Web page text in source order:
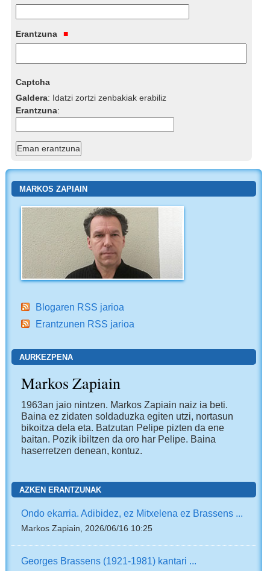
Erantzuna
Captcha
Galdera: Idatzi zortzi zenbakiak erabiliz
Erantzuna:
MARKOS ZAPIAIN
Blogaren RSS jarioa
Erantzunen RSS jarioa
AURKEZPENA
Markos Zapiain
1963an jaio nintzen. Markos Zapiain naiz ia beti.
Baina ez zidaten soldaduzka egiten utzi, nortasun
bikoitza dela eta. Batzutan Pelipe pizten da ene
baitan. Pozik ibiltzen da oro har Pelipe. Baina
haserretzen denean, kontuz.
AZKEN ERANTZUNAK
Ondo ekarria. Adibidez, ez Mitxelena ez Brassens ...
Markos Zapiain, 2026/06/16 10:25
Georges Brassens (1921-1981) kantari ...